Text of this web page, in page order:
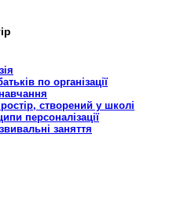
по організації
створений у школі
персоналізації
заняття